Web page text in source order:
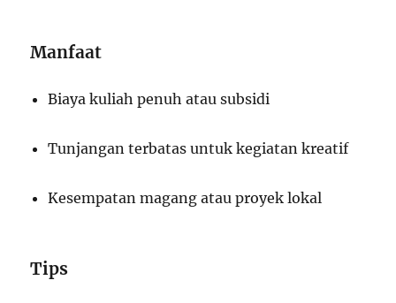
Manfaat
Biaya kuliah penuh atau subsidi
Tunjangan terbatas untuk kegiatan kreatif
Kesempatan magang atau proyek lokal
Tips